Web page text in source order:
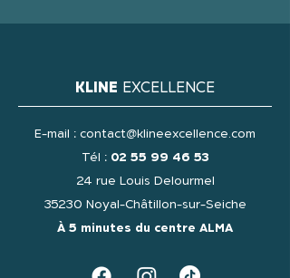
KLINE EXCELLENCE
E-mail : contact@klineexcellence.com
Tél : 02 55 99 46 53
24 rue Louis Delourmel
35230 Noyal-Châtillon-sur-Seiche
À 5 minutes du centre ALMA